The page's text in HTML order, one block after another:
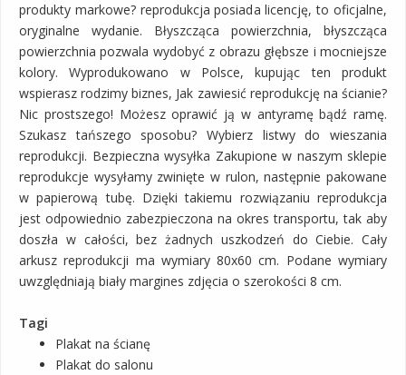
produkty markowe? reprodukcja posiada licencję, to oficjalne,
oryginalne wydanie. Błyszcząca powierzchnia, błyszcząca
powierzchnia pozwala wydobyć z obrazu głębsze i mocniejsze
kolory. Wyprodukowano w Polsce, kupując ten produkt
wspierasz rodzimy biznes, Jak zawiesić reprodukcję na ścianie?
Nic prostszego! Możesz oprawić ją w antyramę bądź ramę.
Szukasz tańszego sposobu? Wybierz listwy do wieszania
reprodukcji. Bezpieczna wysyłka Zakupione w naszym sklepie
reprodukcje wysyłamy zwinięte w rulon, następnie pakowane
w papierową tubę. Dzięki takiemu rozwiązaniu reprodukcja
jest odpowiednio zabezpieczona na okres transportu, tak aby
doszła w całości, bez żadnych uszkodzeń do Ciebie. Cały
arkusz reprodukcji ma wymiary 80x60 cm. Podane wymiary
uwzględniają biały margines zdjęcia o szerokości 8 cm.
Tagi
Plakat na ścianę
Plakat do salonu